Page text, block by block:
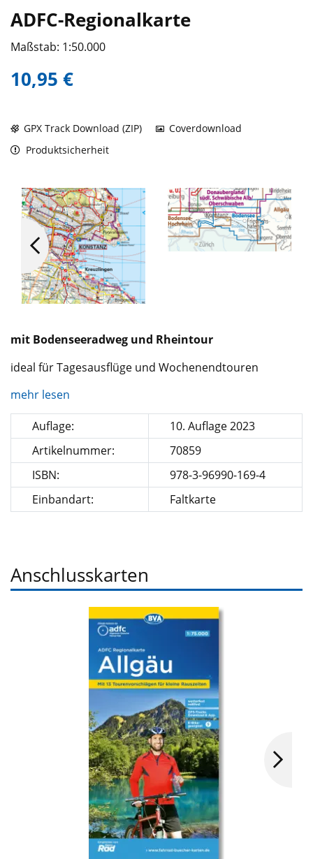
ADFC-Regionalkarte
Maßstab: 1:50.000
10,95 €
GPX Track Download (ZIP)
Coverdownload
Produktsicherheit
mit Bodenseeradweg und Rheintour
ideal für Tagesausflüge und Wochenendtouren
mehr lesen
Auflage:
10. Auflage 2023
Artikelnummer:
70859
ISBN:
978-3-96990-169-4
Einbandart:
Faltkarte
Anschlusskarten